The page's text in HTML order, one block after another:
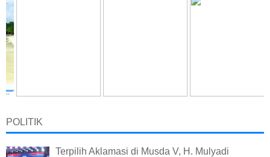
POLITIK
Terpilih Aklamasi di Musda V, H. Mulyadi